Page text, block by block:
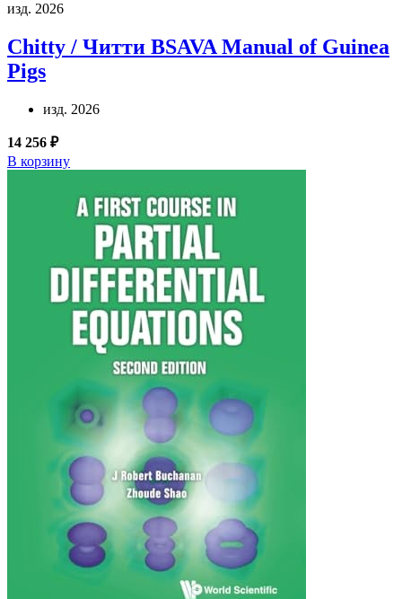
изд. 2026
Chitty / Читти BSAVA Manual of Guinea
Pigs
изд. 2026
14 256 ₽
В корзину